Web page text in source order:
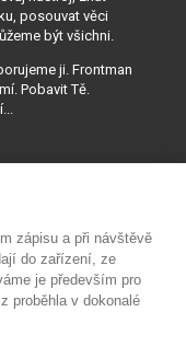
posouvat věci
být všichni.
ji. Frontman
Pobavit Tě.
zápisu a při návštěvě
do zařízení, ze
je především pro
proběhla v dokonalé